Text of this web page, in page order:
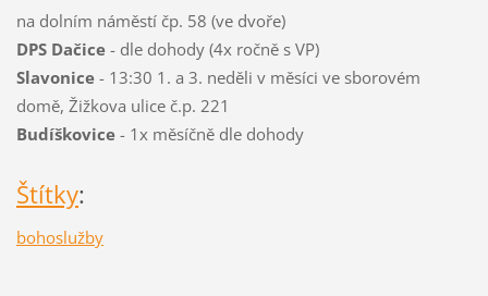
na dolním náměstí čp. 58 (ve dvoře)
DPS Dačice- dle dohody (4x ročně s VP)
Slavonice - 13:30 1. a 3. neděli v měsíci ve sborovém
domě, Žižkova ulice č.p. 221
Budíškovice - 1x měsíčně dle dohody
Štítky:
bohoslužby